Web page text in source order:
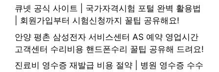
큐넷 공식 사이트 | 국가자격시험 포털 완벽 활용법
| 회원가입부터 시험신청까지 꿀팁 공유해요!
안양 평촌 삼성전자 서비스센터 AS 예약 영업시간
고객센터 수리비용 핸드폰수리 꿀팁 공유해 드려요!
진료비 영수증 재발급 비용 절약 | 병원 영수증 수수